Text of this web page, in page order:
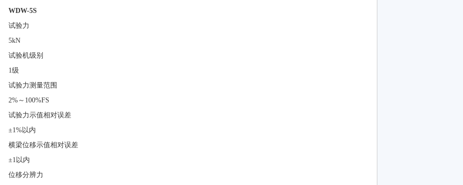
WDW-5S
试验力
5kN
试验机级别
1级
试验力测量范围
2%～100%FS
试验力示值相对误差
±1%以内
横梁位移示值相对误差
±1以内
位移分辨力